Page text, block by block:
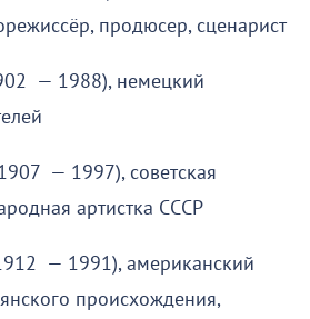
продюсер, сценарист
— 1988), немецкий
— 1997), советская
артистка СССР
— 1991), американский
происхождения,